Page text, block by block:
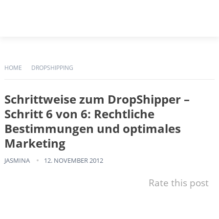
HOME DROPSHIPPING
Schrittweise zum DropShipper –
Schritt 6 von 6: Rechtliche
Bestimmungen und optimales
Marketing
JASMINA 12. NOVEMBER 2012
Rate this post